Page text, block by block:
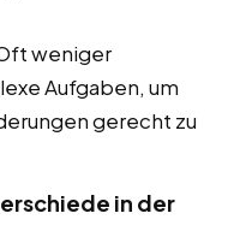
weniger
Aufgaben, um
gerecht zu
in der